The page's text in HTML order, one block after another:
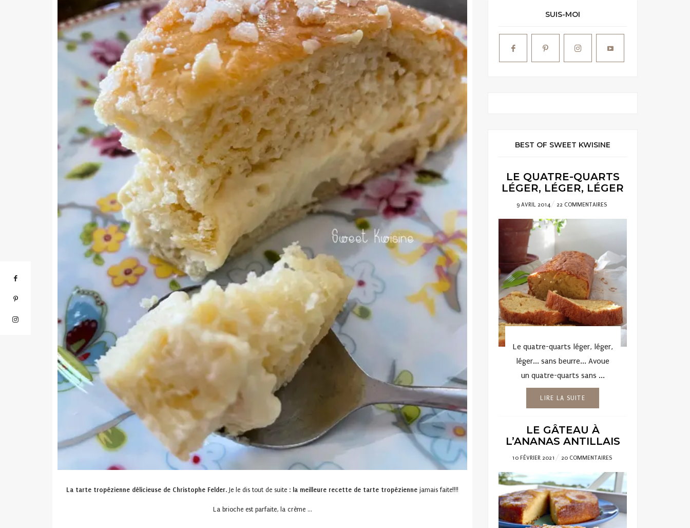
La tarte tropézienne délicieuse de Christophe Felder. Je le dis tout de suite : la meilleure recette de tarte tropézienne jamais faite!!!!
La brioche est parfaite, la crème …
SUIS-MOI
BEST OF SWEET KWISINE
LE QUATRE-QUARTS
LÉGER, LÉGER, LÉGER
POSTED
9 AVRIL 2014 22 COMMENTAIRES
Le quatre-quarts léger, léger,
léger... sans beurre... Avoue
un quatre-quarts sans ...
LIRE LA SUITE
LE GÂTEAU À
L’ANANAS ANTILLAIS
POSTED
ON
10 FÉVRIER 2021 20 COMMENTAIRES